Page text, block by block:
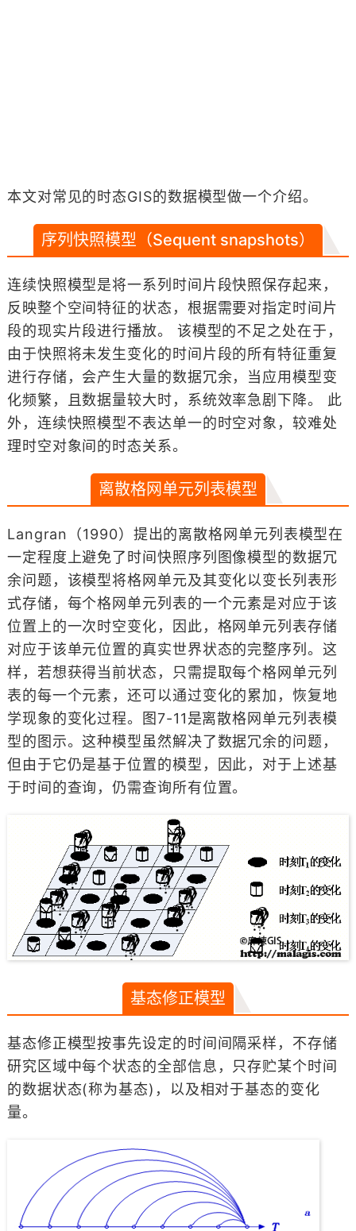
本文对常见的时态GIS的数据模型做一个介绍。
序列快照模型（Sequent snapshots）
连续快照模型是将一系列时间片段快照保存起来，
反映整个空间特征的状态，根据需要对指定时间片
段的现实片段进行播放。 该模型的不足之处在于，
由于快照将未发生变化的时间片段的所有特征重复
进行存储，会产生大量的数据冗余，当应用模型变
化频繁，且数据量较大时，系统效率急剧下降。 此
外，连续快照模型不表达单一的时空对象，较难处
理时空对象间的时态关系。
离散格网单元列表模型
Langran（1990）提出的离散格网单元列表模型在
一定程度上避免了时间快照序列图像模型的数据冗
余问题，该模型将格网单元及其变化以变长列表形
式存储，每个格网单元列表的一个元素是对应于该
位置上的一次时空变化，因此，格网单元列表存储
对应于该单元位置的真实世界状态的完整序列。这
样，若想获得当前状态，只需提取每个格网单元列
表的每一个元素，还可以通过变化的累加，恢复地
学现象的变化过程。图7-11是离散格网单元列表模
型的图示。这种模型虽然解决了数据冗余的问题，
但由于它仍是基于位置的模型，因此，对于上述基
于时间的查询，仍需查询所有位置。
基态修正模型
基态修正模型按事先设定的时间间隔采样，不存储
研究区域中每个状态的全部信息，只存贮某个时间
的数据状态(称为基态)，以及相对于基态的变化
量。